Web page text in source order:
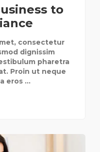
to
consectetur
dignissim
pharetra
Proin ut neque
eros ...